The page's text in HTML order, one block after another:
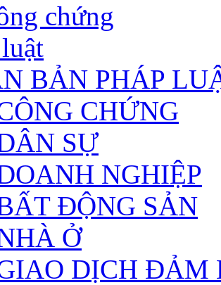
chứng
BẢN PHÁP
CHỨNG
SỰ
NGHIỆP
ĐỘNG SẢN
Ở
DỊCH ĐẢM